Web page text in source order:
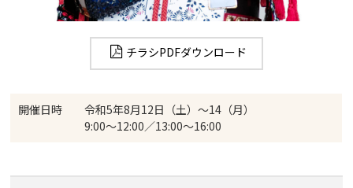
チラシPDFダウンロード
開催日時
令和5年8月12日（土）〜14（月）
9:00～12:00／13:00～16:00